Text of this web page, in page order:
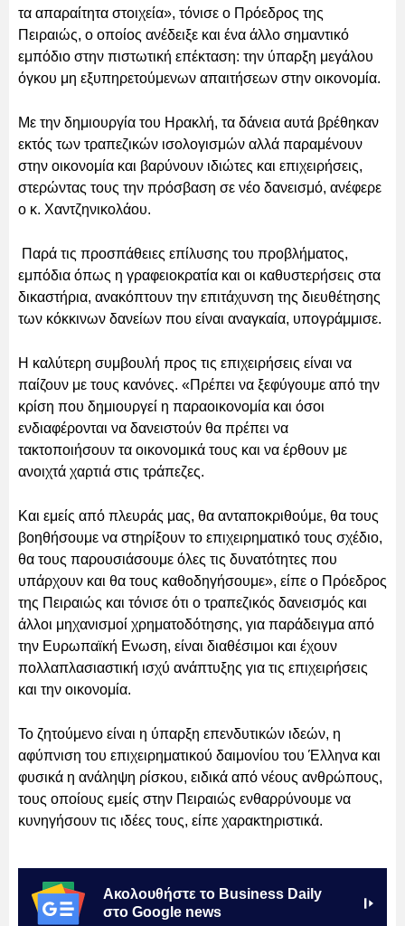
τα απαραίτητα στοιχεία», τόνισε ο Πρόεδρος της
Πειραιώς, ο οποίος ανέδειξε και ένα άλλο σημαντικό
εμπόδιο στην πιστωτική επέκταση: την ύπαρξη μεγάλου
όγκου μη εξυπηρετούμενων απαιτήσεων στην οικονομία.
Με την δημιουργία του Ηρακλή, τα δάνεια αυτά βρέθηκαν
εκτός των τραπεζικών ισολογισμών αλλά παραμένουν
στην οικονομία και βαρύνουν ιδιώτες και επιχειρήσεις,
στερώντας τους την πρόσβαση σε νέο δανεισμό, ανέφερε
ο κ. Χαντζηνικολάου.
Παρά τις προσπάθειες επίλυσης του προβλήματος,
εμπόδια όπως η γραφειοκρατία και οι καθυστερήσεις στα
δικαστήρια, ανακόπτουν την επιτάχυνση της διευθέτησης
των κόκκινων δανείων που είναι αναγκαία, υπογράμμισε.
Η καλύτερη συμβουλή προς τις επιχειρήσεις είναι να
παίζουν με τους κανόνες. «Πρέπει να ξεφύγουμε από την
κρίση που δημιουργεί η παραοικονομία και όσοι
ενδιαφέρονται να δανειστούν θα πρέπει να
τακτοποιήσουν τα οικονομικά τους και να έρθουν με
ανοιχτά χαρτιά στις τράπεζες.
Και εμείς από πλευράς μας, θα ανταποκριθούμε, θα τους
βοηθήσουμε να στηρίξουν το επιχειρηματικό τους σχέδιο,
θα τους παρουσιάσουμε όλες τις δυνατότητες που
υπάρχουν και θα τους καθοδηγήσουμε», είπε ο Πρόεδρος
της Πειραιώς και τόνισε ότι ο τραπεζικός δανεισμός και
άλλοι μηχανισμοί χρηματοδότησης, για παράδειγμα από
την Ευρωπαϊκή Ενωση, είναι διαθέσιμοι και έχουν
πολλαπλασιαστική ισχύ ανάπτυξης για τις επιχειρήσεις
και την οικονομία.
Το ζητούμενο είναι η ύπαρξη επενδυτικών ιδεών, η
αφύπνιση του επιχειρηματικού δαιμονίου του Έλληνα και
φυσικά η ανάληψη ρίσκου, ειδικά από νέους ανθρώπους,
τους οποίους εμείς στην Πειραιώς ενθαρρύνουμε να
κυνηγήσουν τις ιδέες τους, είπε χαρακτηριστικά.
Ακολουθήστε το Business Daily
στο Google news